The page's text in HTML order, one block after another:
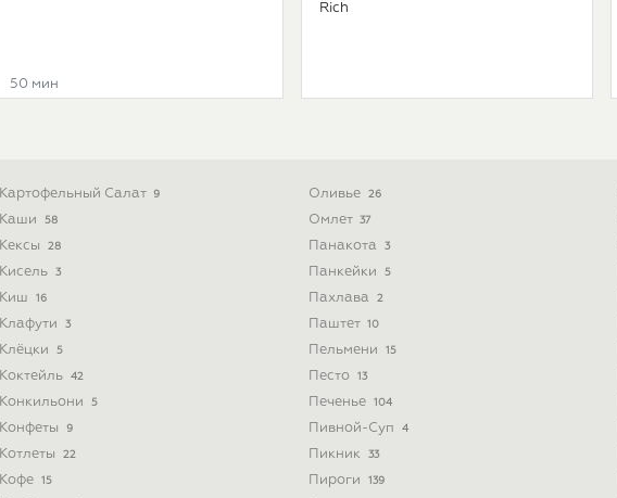
50 мин
Rich
Картофельный Салат 9
Каши 58
Кексы 28
Кисель 3
Киш 16
Клафути 3
Клёцки 5
Коктейль 42
Конкильони 5
Конфеты 9
Котлеты 22
Кофе 15
Оливье 26
Омлет 37
Панакота 3
Панкейки 5
Пахлава 2
Паштет 10
Пельмени 15
Песто 13
Печенье 104
Пивной-Суп 4
Пикник 33
Пироги 139